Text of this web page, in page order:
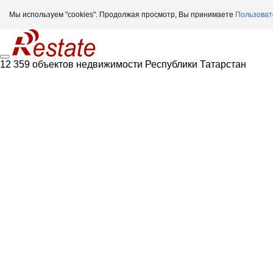
Мы используем "cookies". Продолжая просмотр, Вы принимаете
12 359 объектов недвижимости Республики Татарстан